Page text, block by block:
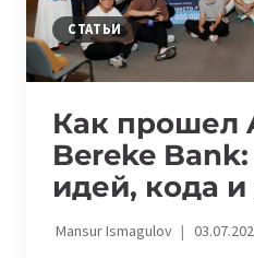
БАНКА
СТАТЬИ
Как прошел
Bereke
идей, кода
Mansur Ismagulov